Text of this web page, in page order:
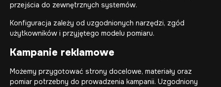
przejścia do zewnętrznych systemów.
Konfiguracja zależy od uzgodnionych narzędzi, zgód
użytkowników i przyjętego modelu pomiaru.
Kampanie reklamowe
Możemy przygotować strony docelowe, materiały oraz
pomiar potrzebny do prowadzenia kampanii. Uzgodniony